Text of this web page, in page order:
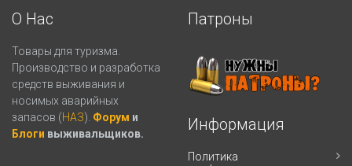
О Нас
Товары для туризма.
Производство и разработка
средств выживания и
носимых аварийных
запасов (НАЗ). Форум и
Блоги выживальщиков.
Патроны
Информация
Политика